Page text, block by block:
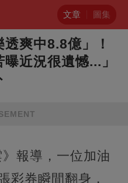
文章 圖集
爽中8.8億」！
近況很遺憾...」
報導，一位加油
彩券瞬間翻身，